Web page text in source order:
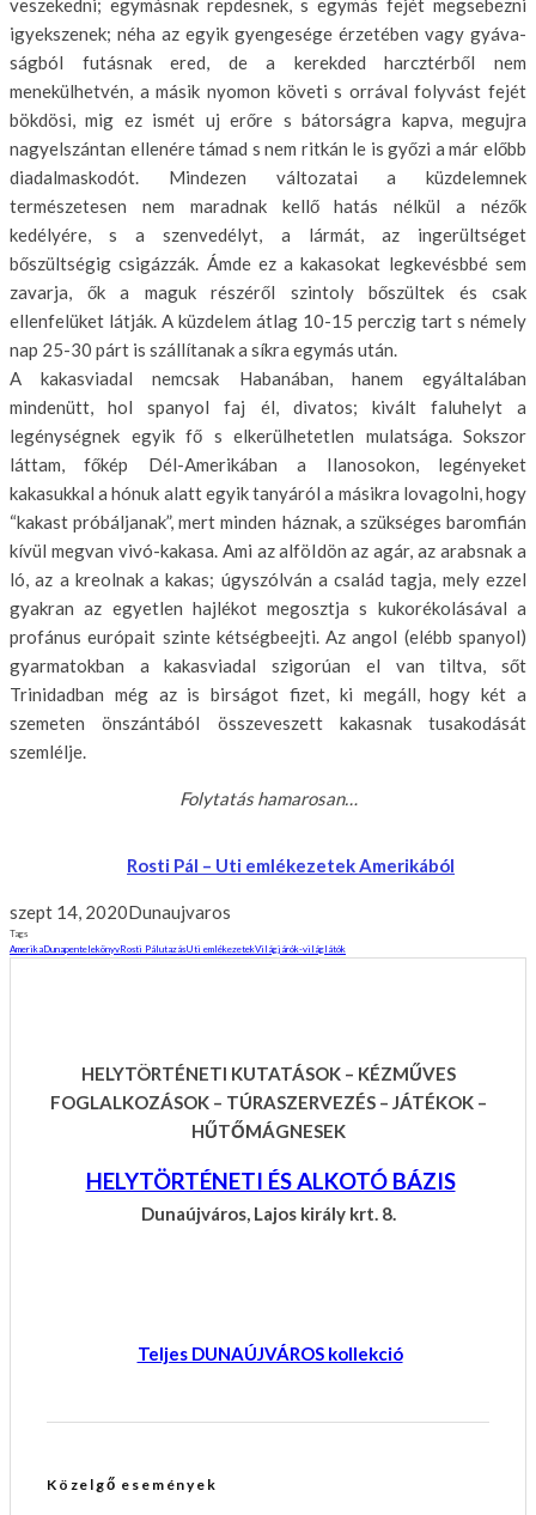
igyekszenek; néha az egyik gyengesége érzetében vagy gyáva­
ságból futásnak ered, de a kerekded harcztérből nem
menekülhetvén, a másik nyomon követi s orrával folyvást fejét
bökdösi, mig ez ismét uj erő­re s bátorságra kapva, megujra
nagyelszántan ellenére támad s nem ritkán le is győzi a már előbb
diadalmaskodót. Mindezen változatai a küzdelem­nek
természetesen nem maradnak kellő hatás nélkül a nézők
kedélyére, s a szenvedélyt, a lármát, az ingerültséget
bőszültségig csigázzák. Ámde ez a kakasokat legkevésbbé sem
zavarja, ők a maguk részéről szintoly bő­szültek és csak
ellenfelüket látják. A küzdelem átlag 10-15 perczig tart s némely
nap 25-30 párt is szállítanak a síkra egymás után.
A kakasviadal nemcsak Habanában, hanem egyáltalában
mindenütt, hol spanyol faj él, divatos; kivált faluhelyt a
legénységnek egyik fő s elke­rülhetetlen mulatsága. Sokszor
láttam, főkép Dél-Amerikában a Ilanos­okon, legényeket
kakasukkal a hónuk alatt egyik tanyáról a másikra lova­golni, hogy
“kakast próbáljanak”, mert minden háznak, a szükséges ba­romfián
kívül megvan vivó-kakasa. Ami az alföldön az agár, az arabsnak a
ló, az a kreolnak a kakas; úgyszólván a család tagja, mely ezzel
gyakran az egyetlen hajlékot megosztja s kukorékolásával a
profánus európait szinte kétségbeejti. Az angol (elébb spanyol)
gyarmatokban a kakasviadal szigorúan el van tiltva, sőt
Trinidadban még az is birságot fizet, ki megáll, hogy két a
szemeten önszántából összeveszett kakasnak tusakodását
szemlélje.
Folytatás hamarosan…
Rosti Pál – Uti emlékezetek Amerikából
szept 14, 2020Dunaujvaros
Tags
AmerikaDunapentelekönyvRosti PálutazásUti emlékezetekVilágjárók-világlátók
HELYTÖRTÉNETI KUTATÁSOK – KÉZMŰVES
FOGLALKOZÁSOK – TÚRASZERVEZÉS – JÁTÉKOK –
HŰTŐMÁGNESEK
HELYTÖRTÉNETI ÉS ALKOTÓ BÁZIS
Dunaújváros, Lajos király krt. 8.
Teljes DUNAÚJVÁROS kollekció
Közelgő események